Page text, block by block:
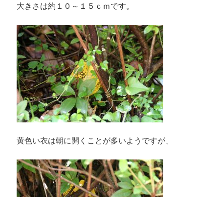
大きさは約１０～１５ｃｍです。
黄色い衣は朝に開くことが多いようですが、